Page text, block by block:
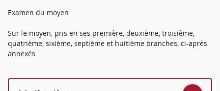
Examen du moyen
Sur le moyen, pris en ses première, deuxième, troisième,
quatrième, sixième, septième et huitième branches, ci-après
annexés